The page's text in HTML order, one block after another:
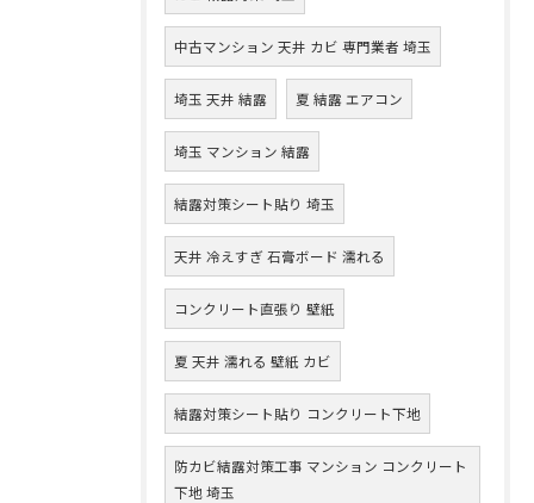
中古マンション 天井 カビ 専門業者 埼玉
埼玉 天井 結露 夏 結露 エアコン
埼玉 マンション 結露
結露対策シート貼り 埼玉
天井 冷えすぎ 石膏ボード 濡れる
コンクリート直張り 壁紙
夏 天井 濡れる 壁紙 カビ
結露対策シート貼り コンクリート下地
防カビ結露対策工事 マンション コンクリート
下地 埼玉